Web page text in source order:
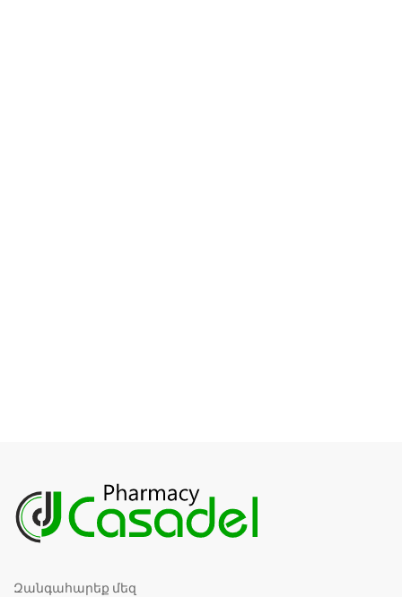
Զանգահարեք մեզ